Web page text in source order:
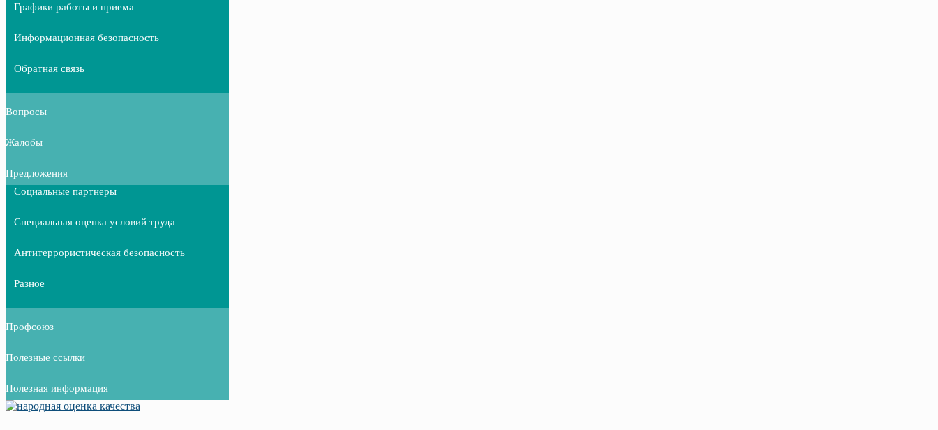
Графики работы и приема
Информационная безопасность
Обратная связь
Вопросы
Жалобы
Предложения
Социальные партнеры
Специальная оценка условий труда
Антитеррористическая безопасность
Разное
Профсоюз
Полезные ссылки
Полезная информация